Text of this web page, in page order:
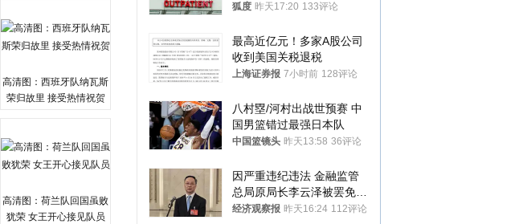
高清图：西班牙队纳瓦斯
荣归故里 接受热情祝贺
高清图：荷兰队回国虽败
犹荣 女王开心接见队员
狐度 昨天17:20 133评论
最高近亿元！多家A股公司
收到美国关税退税
上海证券报 7小时前 128评论
八村塁/河村出战世预赛 中
国男篮错过最强日本队
中国篮镜头 昨天13:58 36评论
因严重违纪违法 金融监管
总局原局长李云泽被罢免全
国人大代表
经济观察报 昨天16:24 112评论